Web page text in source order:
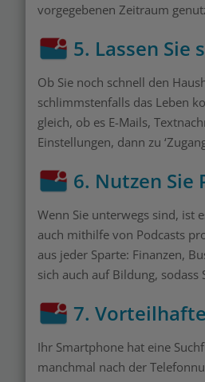
vorgegebenen Zeitraum
5. Lassen
Ob Sie noch schnell den
schlimmstenfalls das Leben
gleich, ob es E-Mails,
Einstellungen, dann zu
6. Nutzen Sie
Wenn Sie unterwegs sind, ist
auch mithilfe von Podcasts
aus jeder Sparte: Finanzen,
sich auch auf Bildung,
7.
Ihr Smartphone hat eine
manchmal nach der